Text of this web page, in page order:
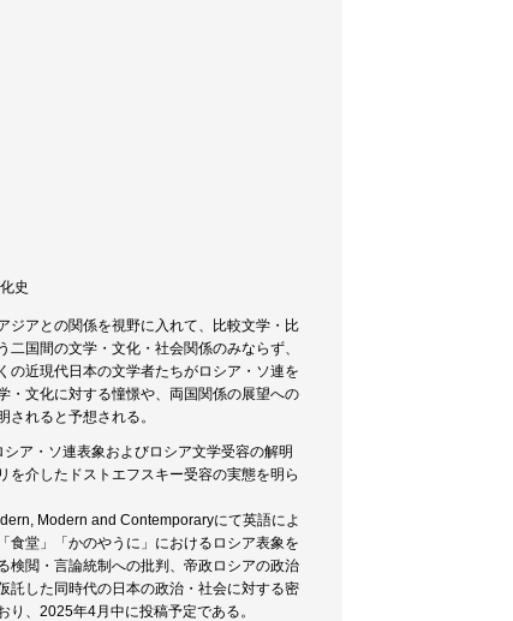
史
ジアとの関係を視野に入れて、比較文学・比
国間の文学・文化・社会関係のみならず、
の近現代日本の文学者たちがロシア・ソ連を
・文化に対する憧憬や、両国関係の展望への
れると予想される。
ア・ソ連表象およびロシア文学受容の解明
を介したドストエフスキー受容の実態を明ら
Modern and Contemporaryにて英語によ
食堂」「かのやうに」におけるロシア表象を
検閲・言論統制への批判、帝政ロシアの政治
託した同時代の日本の政治・社会に対する密
、2025年4月中に投稿予定である。